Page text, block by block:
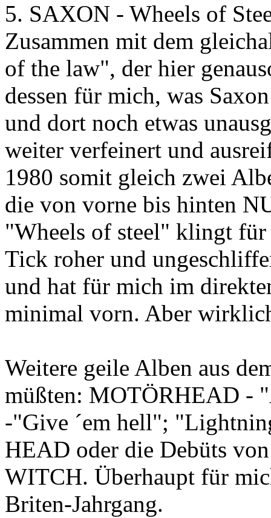
5. SAXON - Wheels of
Zusammen mit dem
of the law", der hier
dessen für mich, was
und dort noch etwas
weiter verfeinert und
1980 somit gleich zwei
die von vorne bis hinten
"Wheels of steel" klingt
Tick roher und
und hat für mich im
minimal vorn. Aber
Weitere geile Alben aus
müßten: MOTÖRHEAD -
-"Give ´em hell";
HEAD oder die Debüts
WITCH. Überhaupt für
Briten-Jahrgang.